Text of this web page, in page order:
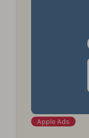
Apple Ads